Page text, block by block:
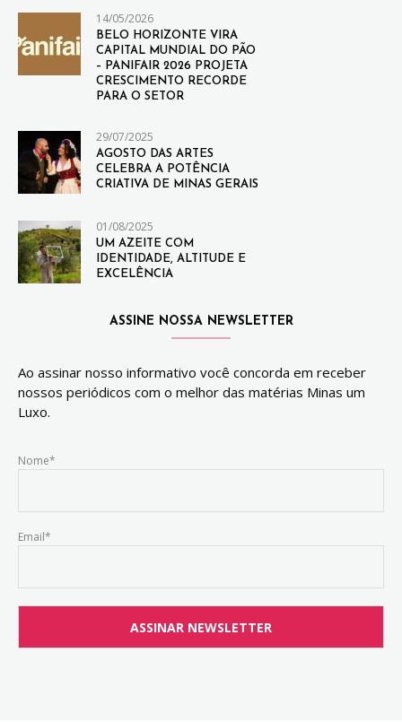
14/05/2026
BELO HORIZONTE VIRA
CAPITAL MUNDIAL DO PÃO
– PANIFAIR 2026 PROJETA
CRESCIMENTO RECORDE
PARA O SETOR
29/07/2025
AGOSTO DAS ARTES
CELEBRA A POTÊNCIA
CRIATIVA DE MINAS GERAIS
01/08/2025
UM AZEITE COM
IDENTIDADE, ALTITUDE E
EXCELÊNCIA
ASSINE NOSSA NEWSLETTER
Ao assinar nosso informativo você concorda em receber
nossos periódicos com o melhor das matérias Minas um
Luxo.
Nome*
Email*